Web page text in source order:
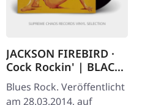
JACKSON FIREBIRD ·
Cock Rockin' | BLACK
LP
Blues Rock. Veröffentlicht
am 28.03.2014, auf